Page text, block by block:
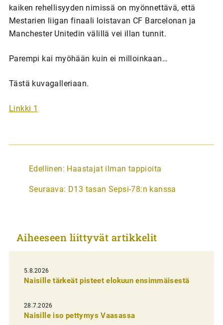
kaiken rehellisyyden nimissä on myönnettävä, että
Mestarien liigan finaali loistavan CF Barcelonan ja
Manchester Unitedin välillä vei illan tunnit.
Parempi kai myöhään kuin ei milloinkaan…
Tästä kuvagalleriaan.
Linkki 1
A
t
k
e
l
i
e
n
Edellinen: Haastajat ilman tappioita
Seuraava: D13 tasan Sepsi-78:n kanssa
Aiheeseen liittyvät artikkelit
5.8.2026
Naisille tärkeät pisteet elokuun ensimmäisestä
28.7.2026
Naisille iso pettymys Vaasassa